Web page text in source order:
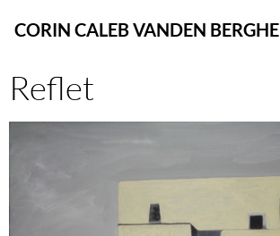
CORIN CALEB VANDEN BERGHE
Reflet